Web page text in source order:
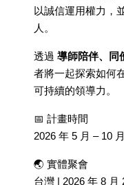
以誠信運用權力，
人。
透過 導師陪伴、同
者將一起探索如何
可持續的領導力。
📅 計畫時間
2026 年 5 月 – 10
🌏 實體聚會
台灣 | 2026 年 8 月